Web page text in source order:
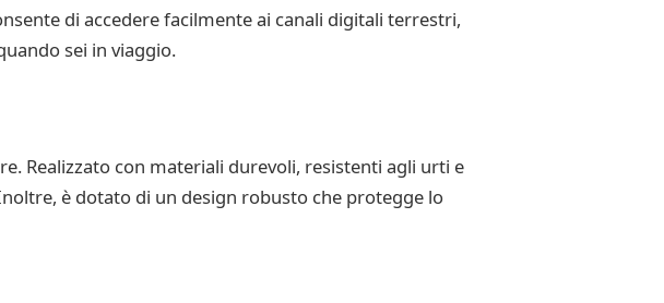
di accedere facilmente ai canali digitali terrestri,
sei in viaggio.
Realizzato con materiali durevoli, resistenti agli urti e
è dotato di un design robusto che protegge lo